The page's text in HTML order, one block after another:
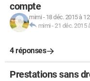
compte
mimi - 18 déc. 2015 à
mimi -21 déc. 2015
4 réponses
Prestations sans